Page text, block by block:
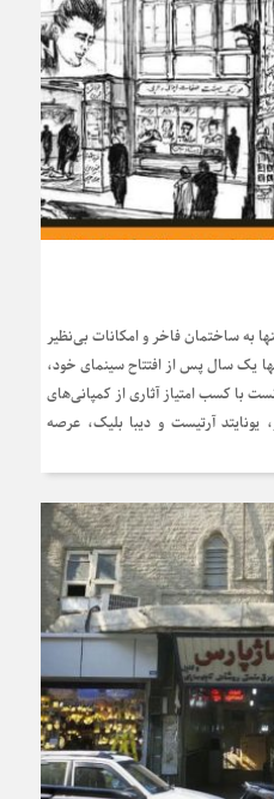
به ساختمان فاخر و امکانات بی‌نظیر
یک سال پس از افتتاح سینمای خود،
با کسب امتیاز آثاری از کمپانی‌های
یونایتد آرتیست و دیبا بلیک، عرصه